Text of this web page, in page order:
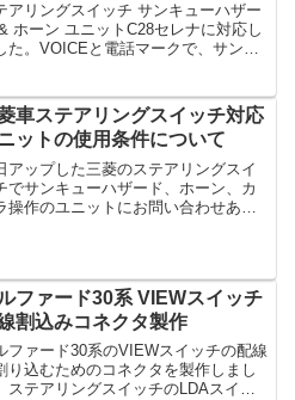
アリングスイッチ サンキューハザー
ホーン ユニットC28セレナに対応し
た。VOICEと電話マークで、サンキ
より来ていただいて、色々確認させ
ただき...
車ステアリングスイッチ対応
ットの使用条件について
アップした三菱のステアリングスイ
でサンキューハザード、ホーン、カ
操作のユニットにお問い合わせあり
裏のステアリングスイ...
ファード30系 VIEWスイッチ
割込みコネクタ製作
ファード30系のVIEWスイッチの配線
り込むためのコネクタを製作しまし
ステアリングスイッチのLDAスイッ